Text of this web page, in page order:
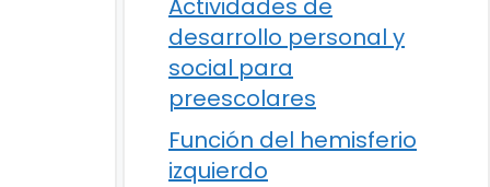
Actividades de
desarrollo personal y
social para
preescolares
Función del hemisferio
izquierdo